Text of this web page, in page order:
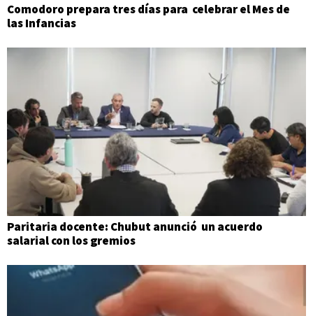
Comodoro prepara tres días para celebrar el Mes de
las Infancias
Paritaria docente: Chubut anunció un acuerdo
salarial con los gremios